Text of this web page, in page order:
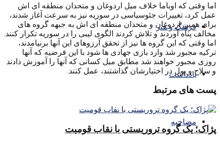
فرهنگ و هنر
یادداشت
مصاحبه
اما وقتی که اوباما خلاف میل اردوغان و متحدان منطقه ای اش
عمل کرد، تغییرات جئوسیاسی در سوریه نیز به سرعت آغاز شدند،
برای همین اردوغان و متحدان منطقه ای اش به جبهه گروه های
مخالف پناه آوردند و تلاش کردند الگوی لیبی را در سوریه تکرار کنند.
اما وقتی که این گروه ها نیز از تحقق آرزوهای این آنها برنیامدند،
ترکیه مجبور شد وارد بازی جهادی ها شود با این فرضیه که آنها
روزی مجبور خواهند شد مطابق میل کسانی که آنها را آموزش دادند
و سلاح و پول در اختیارشان گذاشتند، عمل کنند.
پست های مرتبط
پژاک؛ یک گروه تروریستی با نقاب قومیت